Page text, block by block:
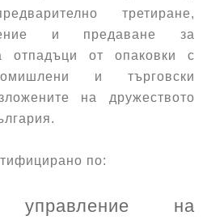
третиране,
и предаване за
отпадъци от опаковки с
и търговски
на дружеството
по:
управление на